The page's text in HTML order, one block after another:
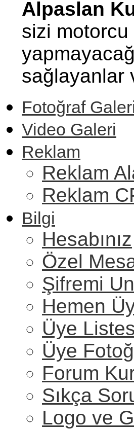
Alpaslan
sizi
sağlayanlar
Fotoğraf
Video Galeri
Reklam
Reklam
Reklam
Bilgi
Hesabınız
Özel
Şifremi
Hemen
Üye
Üye
Forum
Sıkça
Logo ve